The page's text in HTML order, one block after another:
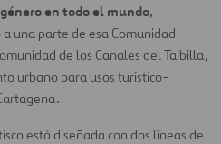
en todo el mundo,
una parte de esa Comunidad
de los Canales del Taibilla,
urbano para usos turístico-
está diseñada con dos líneas de